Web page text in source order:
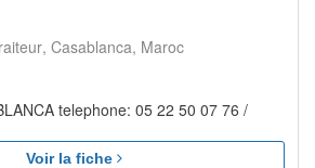
Casablanca Maroc
telephone: 05 22 50 07 76 /
Voir la fiche